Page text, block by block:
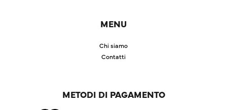
MENU
Chi siamo
Contatti
METODI DI PAGAMENTO